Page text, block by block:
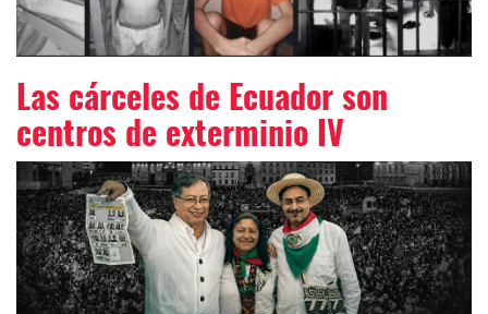
Las cárceles de Ecuador son
centros de exterminio IV